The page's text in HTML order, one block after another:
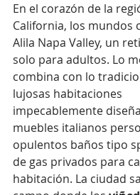
En el corazón de la
California, los mundos
Alila Napa Valley, un
solo para adultos. Lo
combina con lo
lujosas habitaciones
impecablemente
muebles italianos
opulentos baños tipo
de gas privados para
habitación. La ciudad